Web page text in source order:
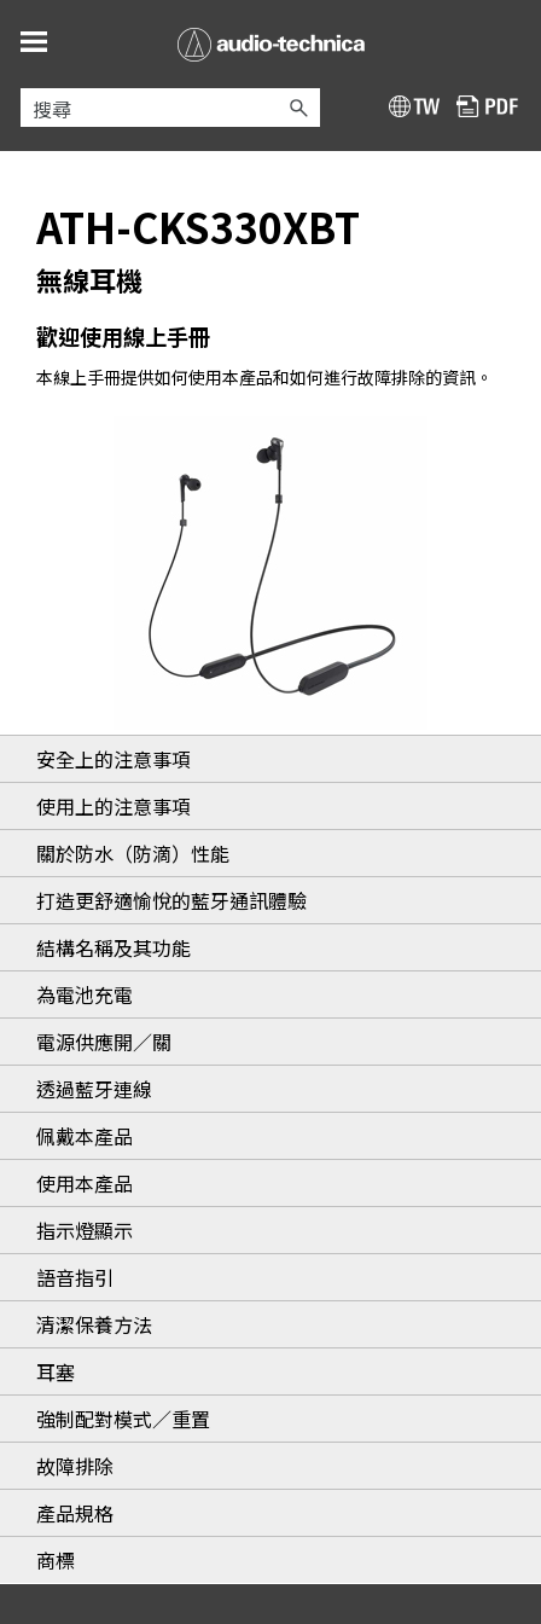
跳到主要內容
ATH-CKS330XBT
無線耳機
歡迎使用線上手冊
本線上手冊提供如何使用本產品和如何進行故障排除的資訊。
安全上的注意事項
使用上的注意事項
關於防水（防滴）性能
打造更舒適愉悅的藍牙通訊體驗
結構名稱及其功能
為電池充電
電源供應開／關
透過藍牙連線
佩戴本產品
使用本產品
指示燈顯示
語音指引
清潔保養方法
耳塞
強制配對模式／重置
故障排除
產品規格
商標